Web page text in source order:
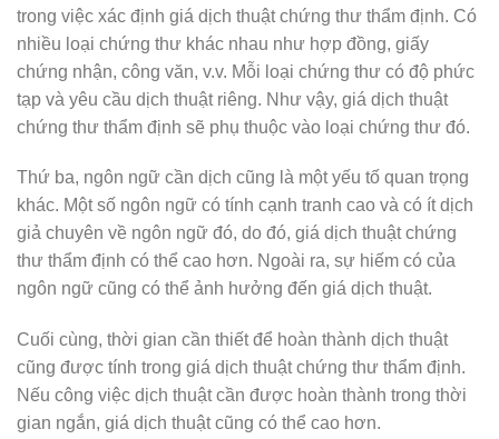
trong việc xác định giá dịch thuật chứng thư thẩm định. Có
nhiều loại chứng thư khác nhau như hợp đồng, giấy
chứng nhận, công văn, v.v. Mỗi loại chứng thư có độ phức
tạp và yêu cầu dịch thuật riêng. Như vậy, giá dịch thuật
chứng thư thẩm định sẽ phụ thuộc vào loại chứng thư đó.
Thứ ba, ngôn ngữ cần dịch cũng là một yếu tố quan trọng
khác. Một số ngôn ngữ có tính cạnh tranh cao và có ít dịch
giả chuyên về ngôn ngữ đó, do đó, giá dịch thuật chứng
thư thẩm định có thể cao hơn. Ngoài ra, sự hiếm có của
ngôn ngữ cũng có thể ảnh hưởng đến giá dịch thuật.
Cuối cùng, thời gian cần thiết để hoàn thành dịch thuật
cũng được tính trong giá dịch thuật chứng thư thẩm định.
Nếu công việc dịch thuật cần được hoàn thành trong thời
gian ngắn, giá dịch thuật cũng có thể cao hơn.